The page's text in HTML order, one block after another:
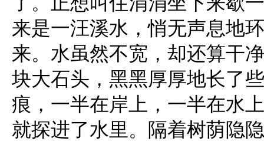
来是一汪溪水，悄无声息地
来。水虽然不宽，却还算干
块大石头，黑黑厚厚地长了
痕，一半在岸上，一半在水
就探进了水里。隔着树荫隐